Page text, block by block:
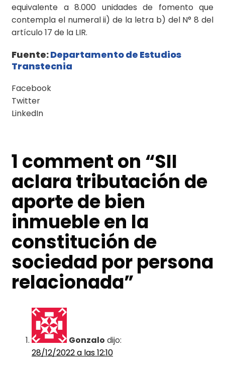
equivalente a 8.000 unidades de fomento que
contempla el numeral ii) de la letra b) del N° 8 del
artículo 17 de la LIR.
Fuente:Departamento de Estudios
Transtecnia
Facebook
Twitter
LinkedIn
1 comment on “SII
aclara tributación de
aporte de bien
inmueble en la
constitución de
sociedad por persona
relacionada”
Gonzalo dijo:
28/12/2022 a las 12:10